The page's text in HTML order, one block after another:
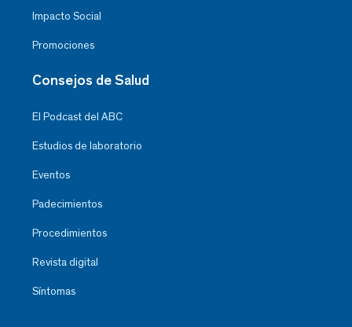
Impacto Social
Promociones
Consejos de Salud
El Podcast del ABC
Estudios de laboratorio
Eventos
Padecimientos
Procedimientos
Revista digital
Síntomas